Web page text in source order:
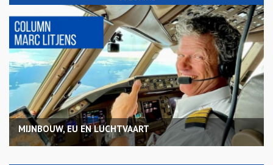
MIJNBOUW, EU EN LUCHTVAART